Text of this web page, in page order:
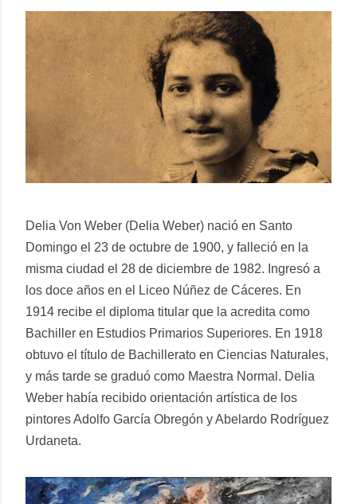
Delia Von Weber (Delia Weber) nació en Santo
Domingo el 23 de octubre de 1900, y falleció en la
misma ciudad el 28 de diciembre de 1982. Ingresó a
los doce años en el Liceo Núñez de Cáceres. En
1914 recibe el diploma titular que la acredita como
Bachiller en Estudios Primarios Superiores. En 1918
obtuvo el título de Bachillerato en Ciencias Naturales,
y más tarde se graduó como Maestra Normal. Delia
Weber había recibido orientación artística de los
pintores Adolfo García Obregón y Abelardo Rodríguez
Urdaneta.